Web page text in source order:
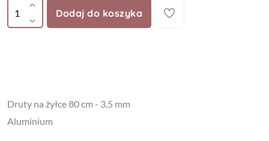
Dodaj do koszyka
Druty na żyłce 80 cm - 3,5 mm
Aluminium